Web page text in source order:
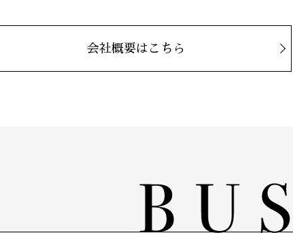
会社概要はこちら